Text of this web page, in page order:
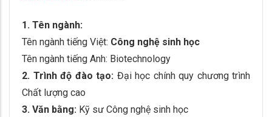
1. Tên ngành:
Tên ngành tiếng Việt: Công nghệ sinh học
Tên ngành tiếng Anh: Biotechnology
2. Trình độ đào tạo: Đại học chính quy chương trình
Chất lượng cao
3. Văn bằng: Kỹ sư Công nghệ sinh học